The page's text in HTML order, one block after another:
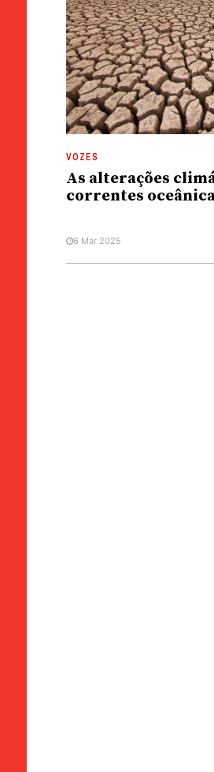
VOZES
As alterações
correntes
6 Mar 2025